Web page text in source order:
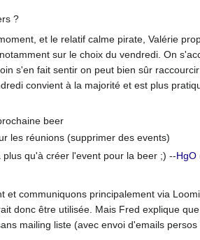
?
et le relatif calme pirate, Valérie
sur le choix du vendredi. On
s'en fait sentir on peut bien sûr
convient à la majorité et est plus
beer
les réunions (supprimer des events)
qu'à créer l'event pour la beer ;) --HgO
et communiquons principalement via
donc être utilisée. Mais Fred explique
mailing liste (avec envoi d'emails